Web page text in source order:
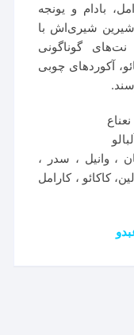
بادام و یونجه
شیری‌اش با
گوناگونی
آکوردهای چوبی
، وانیل ، سدر ،
کاکائو ، کارامل